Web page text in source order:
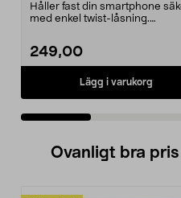
Håller fast din smartphone
med enkel twist-låsning.
249,00
Lägg i varukorg
Ovanligt bra